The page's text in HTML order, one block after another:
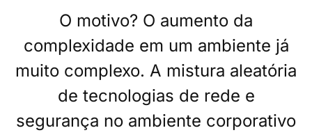
O motivo? O aumento da
complexidade em um ambiente já
muito complexo. A mistura aleatória
de tecnologias de rede e
segurança no ambiente corporativo